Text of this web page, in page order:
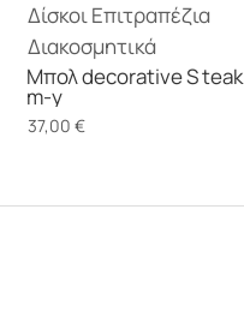
ΔίσκοιΕπιτραπέζια
Διακοσμητικά
Μπολ decorative S teak
m-y
37,00 €